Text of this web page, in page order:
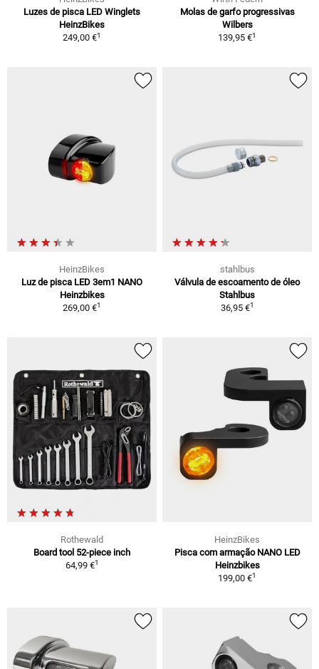
Luzes de pisca LED Winglets
HeinzBikes
249,00 €1
Molas de garfo progressivas
Wilbers
139,95 €1
HeinzBikes
Luz de pisca LED 3em1 NANO
Heinzbikes
269,00 €1
stahlbus
Válvula de escoamento de óleo
Stahlbus
36,95 €1
Rothewald
Board tool 52-piece inch
64,99 €1
HeinzBikes
Pisca com armação NANO LED
Heinzbikes
199,00 €1